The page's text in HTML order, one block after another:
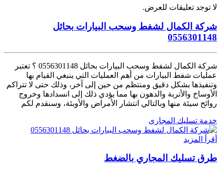
لا توجد تعليقات للعرض.
شركة الكمال لشفط وسحب البيارات بحائل
0556301148
شركة الكمال لشفط وسحب البيارات بحائل 0556301148 ؟ تعتبر
عمليات شفط البيارات من أهم العمليات التي ينبغي القيام بها
وتنفيذها بشكل دقيق ومنتظم من حين إلى آخر، وذلك حتى لا تتراكم
الأوساخ والأتربة والدهون بها مما يؤدي ذلك إلى انسدادها وخروج
روائح سيئة منها وبالتالي انتشار الأمراض والأوبئة، وسنقدم لكم
خدمة تسليك المجارى
أقرأ المزيد
طرق تسليك المجاري بالضغط